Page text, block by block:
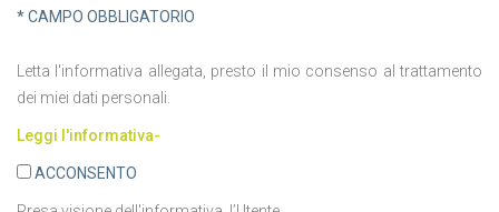
* CAMPO OBBLIGATORIO
Letta l'informativa allegata, presto il mio consenso al trattamento
dei miei dati personali.
Leggi l'informativa-
ACCONSENTO